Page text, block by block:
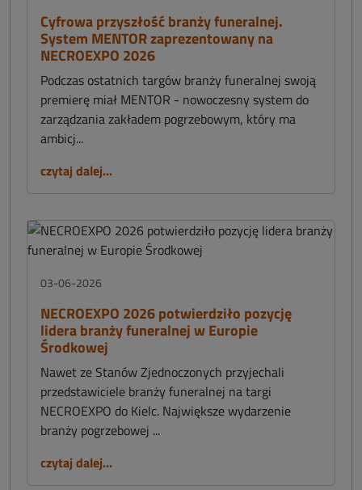
Cyfrowa przyszłość branży funeralnej.
System MENTOR zaprezentowany na
NECROEXPO 2026
Podczas ostatnich targów branży funeralnej swoją
premierę miał MENTOR - nowoczesny system do
zarządzania zakładem pogrzebowym, który ma
ambicj...
czytaj dalej...
03-06-2026
NECROEXPO 2026 potwierdziło pozycję
lidera branży funeralnej w Europie
Środkowej
Nawet ze Stanów Zjednoczonych przyjechali
przedstawiciele branży funeralnej na targi
NECROEXPO do Kielc. Największe wydarzenie
branży pogrzebowej ...
czytaj dalej...